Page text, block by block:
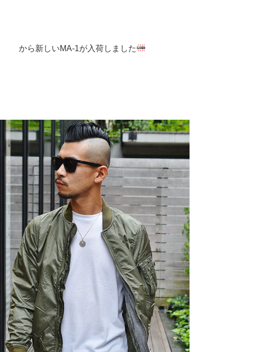
から新しいMA-1が入荷しました